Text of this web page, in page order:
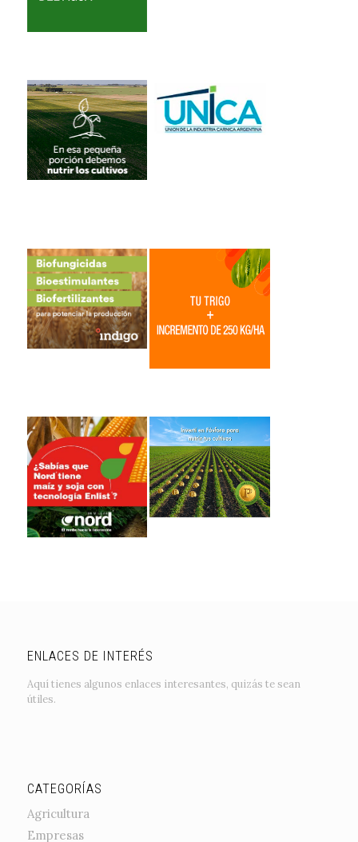
ENLACES DE INTERÉS
Aquí tienes algunos enlaces interesantes, quizás te sean
útiles.
CATEGORÍAS
Agricultura
Empresas